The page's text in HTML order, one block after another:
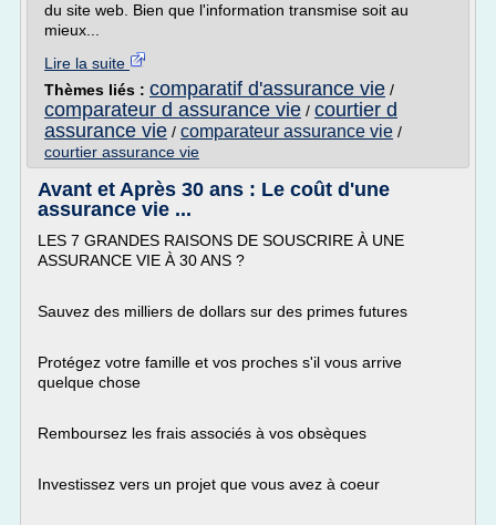
du site web. Bien que l'information transmise soit au
mieux...
Lire la suite
Thèmes liés : comparatif d'assurance vie /
comparateur d assurance vie / courtier d
assurance vie / comparateur assurance vie /
courtier assurance vie
Avant et Après 30 ans : Le coût d'une
assurance vie ...
LES 7 GRANDES RAISONS DE SOUSCRIRE À UNE
ASSURANCE VIE À 30 ANS ?
Sauvez des milliers de dollars sur des primes futures
Protégez votre famille et vos proches s'il vous arrive
quelque chose
Remboursez les frais associés à vos obsèques
Investissez vers un projet que vous avez à coeur